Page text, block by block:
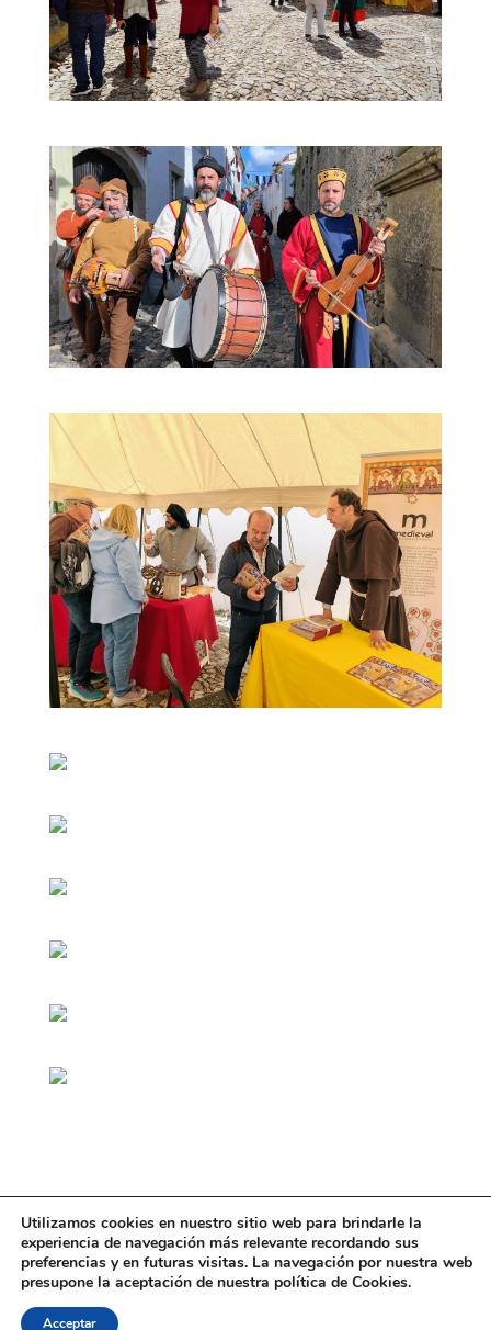
Utilizamos cookies en nuestro sitio web para brindarle la
experiencia de navegación más relevante recordando sus
preferencias y en futuras visitas. La navegación por nuestra web
presupone la aceptación de nuestra política de Cookies.
Acceptar